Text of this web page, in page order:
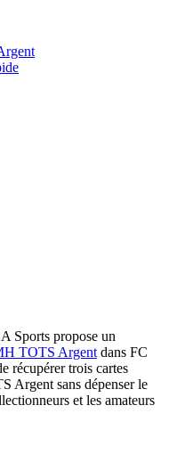
Sports propose un
TOTS Argent dans FC
récupérer trois cartes
Argent sans dépenser le
et les amateurs